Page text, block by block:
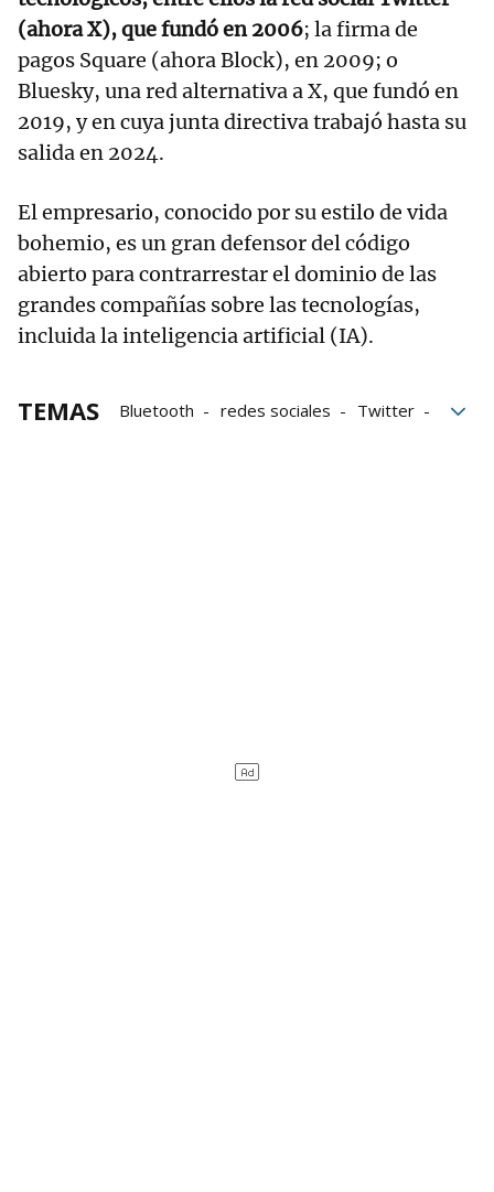
(ahora X), que fundó en 2006; la firma de
pagos Square (ahora Block), en 2009; o
Bluesky, una red alternativa a X, que fundó en
2019, y en cuya junta directiva trabajó hasta su
salida en 2024.
El empresario, conocido por su estilo de vida
bohemio, es un gran defensor del código
abierto para contrarrestar el dominio de las
grandes compañías sobre las tecnologías,
incluida la inteligencia artificial (IA).
TEMAS Bluetooth redes sociales
Twitter